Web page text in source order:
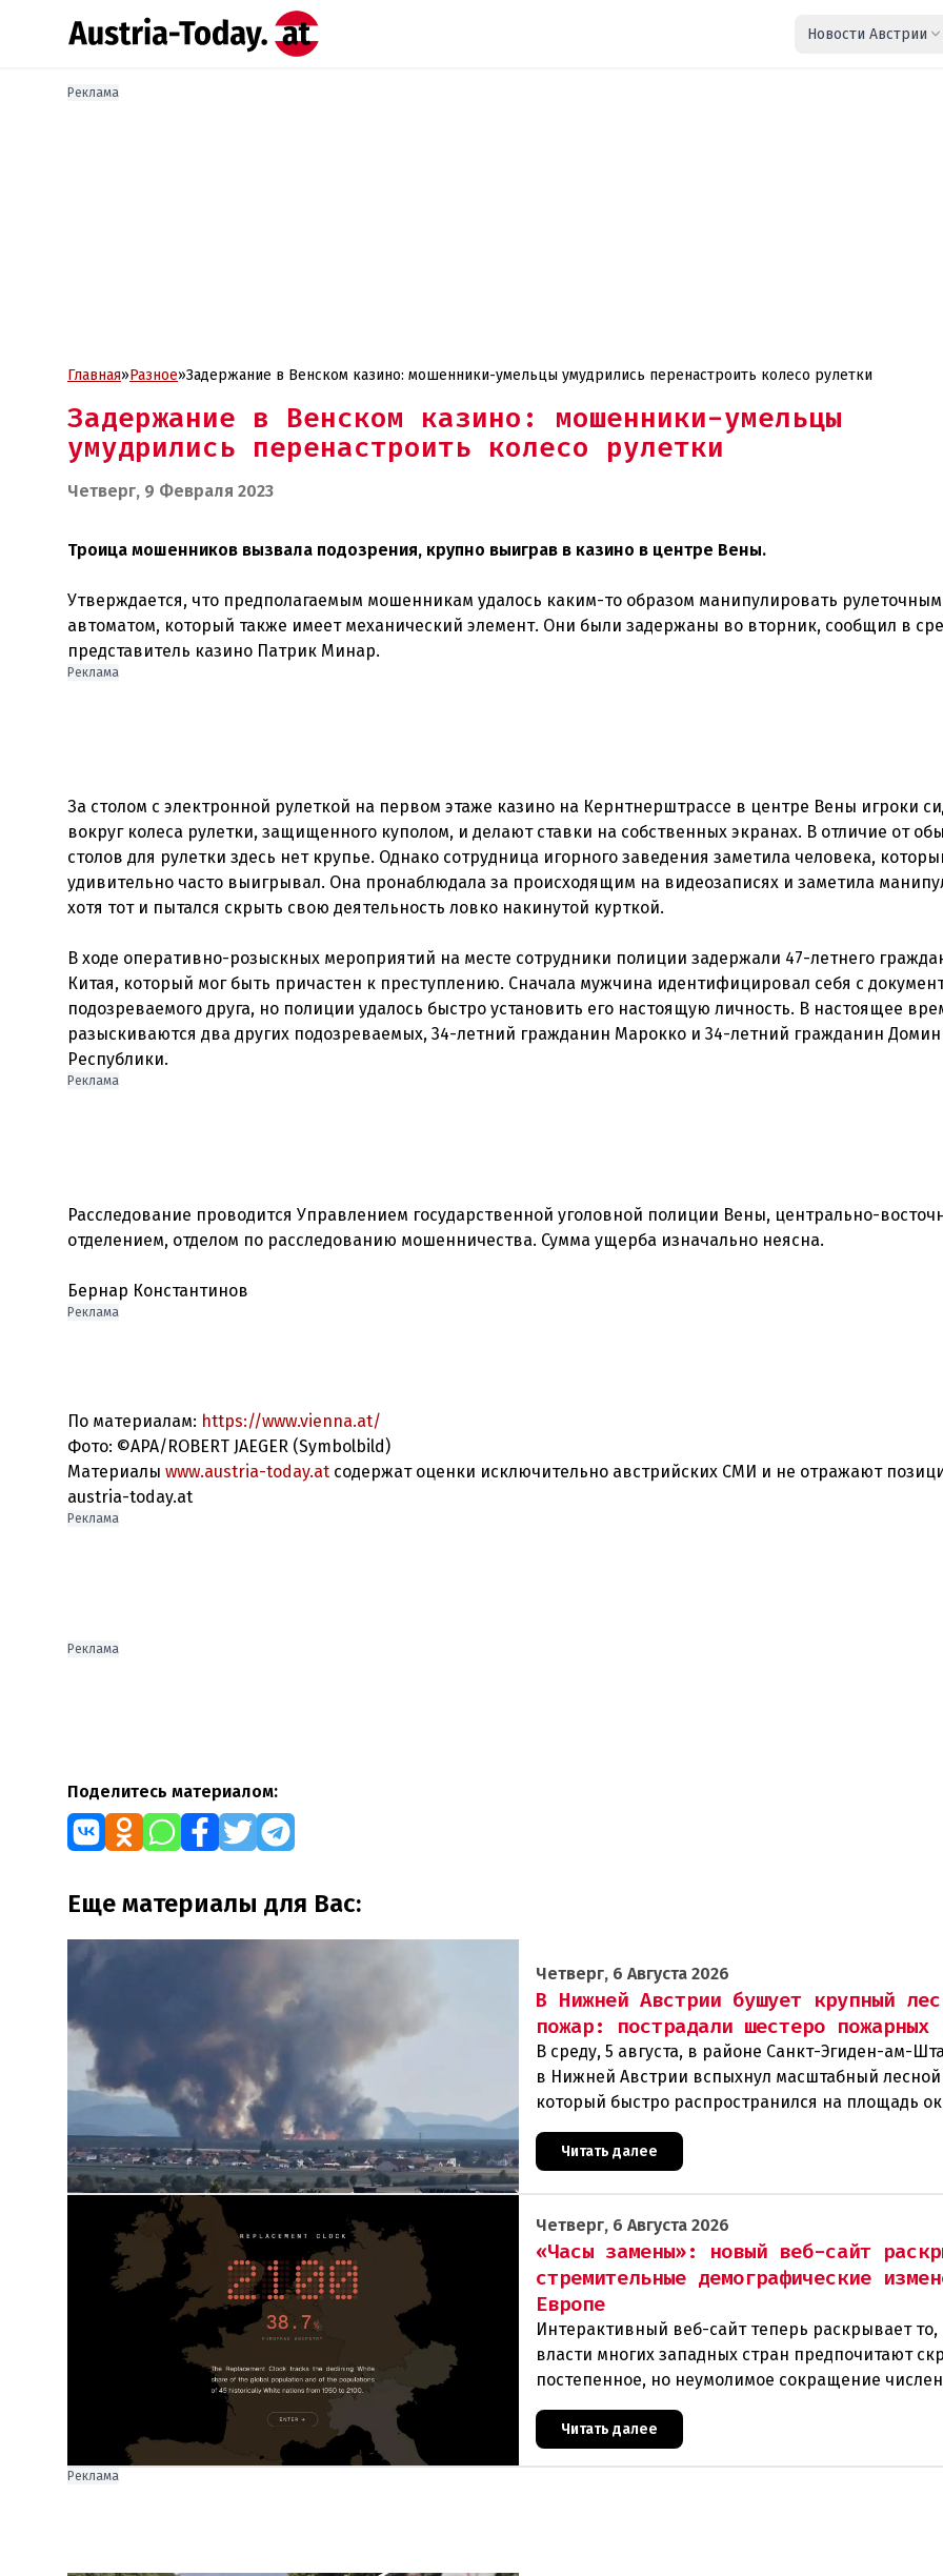
Новости Австрии
Реклама
Главная»Разное»Задержание в Венском казино: мошенники-умельцы умудрились перенастроить колесо рулетки
Задержание в Венском казино: мошенники-умельцы
умудрились перенастроить колесо рулетки
Четверг, 9 Февраля 2023
Троица мошенников вызвала подозрения, крупно выиграв в казино в центре Вены.
Утверждается, что предполагаемым мошенникам удалось каким-то образом манипулировать рулеточным
автоматом, который также имеет механический элемент. Они были задержаны во вторник, сообщил в
представитель казино Патрик Минар.
Реклама
За столом с электронной рулеткой на первом этаже казино на Кернтнерштрассе в центре Вены игроки
вокруг колеса рулетки, защищенного куполом, и делают ставки на собственных экранах. В отличие от
столов для рулетки здесь нет крупье. Однако сотрудница игорного заведения заметила человека,
удивительно часто выигрывал. Она пронаблюдала за происходящим на видеозаписях и заметила
хотя тот и пытался скрыть свою деятельность ловко накинутой курткой.
В ходе оперативно-розыскных мероприятий на месте сотрудники полиции задержали 47-летнего
Китая, который мог быть причастен к преступлению. Сначала мужчина идентифицировал себя с
подозреваемого друга, но полиции удалось быстро установить его настоящую личность. В настоящее
разыскиваются два других подозреваемых, 34-летний гражданин Марокко и 34-летний гражданин
Республики.
Реклама
Расследование проводится Управлением государственной уголовной полиции Вены, центрально-
отделением, отделом по расследованию мошенничества. Сумма ущерба изначально неясна.
Бернар Константинов
Реклама
По материалам: https://www.vienna.at/
Фото: ©APA/ROBERT JAEGER (Symbolbild)
Материалы www.austria-today.at содержат оценки исключительно австрийских СМИ и не отражают
Реклама
Реклама
Поделитесь материалом:
Еще материалы для Вас:
Четверг, 6 Августа 2026
В Нижней Австрии бушует крупный
пожар: пострадали шестеро пожарных
В среду, 5 августа, в районе Санкт-Эгиден-ам-
в Нижней Австрии вспыхнул масштабный
который быстро распространился на площадь
гектаров. В ходе тушения пострадали шесте
Читать далее
Четверг, 6 Августа 2026
«Часы замены»: новый веб-сайт
стремительные демографические
Европе
Интерактивный веб-сайт теперь раскрывает то,
власти многих западных стран предпочитают
постепенное, но неумолимое сокращение
Читать далее
Реклама